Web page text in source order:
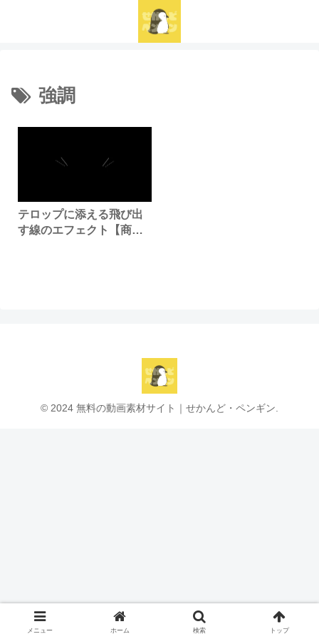
強調
テロップに添える飛び出
す線のエフェクト【商用
© 2024 無料の動画素材サイト｜せかんど・ペンギン.
メニュー ホーム 検索 トップ